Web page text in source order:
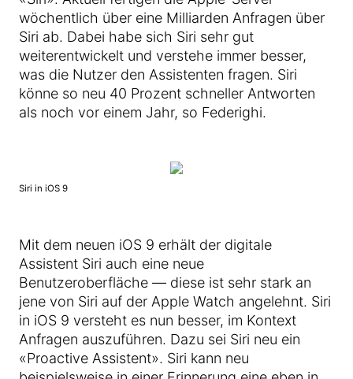
wöchentlich über eine Milliarden Anfragen über
Siri ab. Dabei habe sich Siri sehr gut
weiterentwickelt und verstehe immer besser,
was die Nutzer den Assistenten fragen. Siri
könne so neu 40 Prozent schneller Antworten
als noch vor einem Jahr, so Federighi.
Siri in iOS 9
Mit dem neuen iOS 9 erhält der digitale
Assistent Siri auch eine neue
Benutzeroberfläche — diese ist sehr stark an
jene von Siri auf der Apple Watch angelehnt. Siri
in iOS 9 versteht es nun besser, im Kontext
Anfragen auszuführen. Dazu sei Siri neu ein
«Proactive Assistent». Siri kann neu